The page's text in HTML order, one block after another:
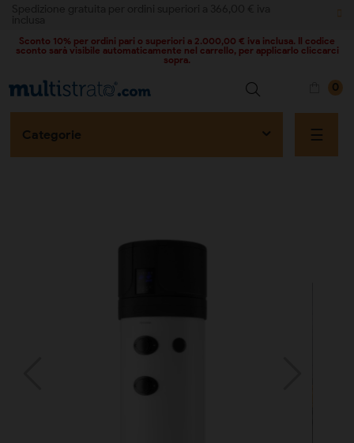
Sconto 10% per ordini pari o superiori a 2.000,00 € iva inclusa. Il codice
sconto sarà visibile automaticamente nel carrello, per applicarlo cliccarci
sopra.
0
Categorie ☰